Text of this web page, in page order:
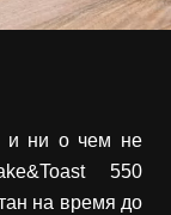
и ни о чем не
550
на время до